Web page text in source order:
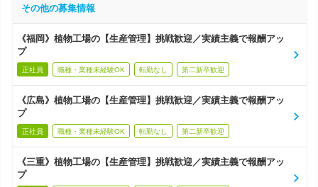
その他の募集情報
《福岡》植物工場の【生産管理】挑戦歓迎／実績主義で報酬アッ
プ
正社員 職種・業種未経験OK 転勤なし 第二新卒歓迎
《広島》植物工場の【生産管理】挑戦歓迎／実績主義で報酬アッ
プ
正社員 職種・業種未経験OK 転勤なし 第二新卒歓迎
《三重》植物工場の【生産管理】挑戦歓迎／実績主義で報酬アッ
プ